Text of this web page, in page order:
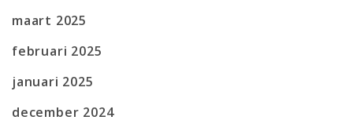
maart 2025
februari 2025
januari 2025
december 2024